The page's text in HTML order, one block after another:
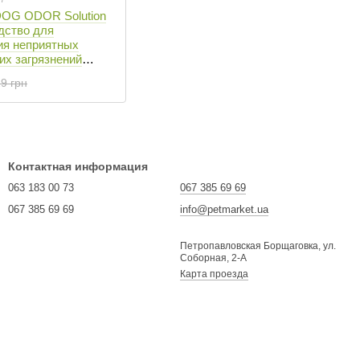
ODOR Solution
для
неприятных
загрязнений
грн
Контактная информация
063 183 00 73
067 385 69 69
067 385 69 69
info@petmarket.ua
Петропавловская Борщаговка, ул.
Соборная, 2-А
Карта проезда